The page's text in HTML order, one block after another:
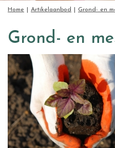
Home Artikelaanbod Grond- en
Grond- en